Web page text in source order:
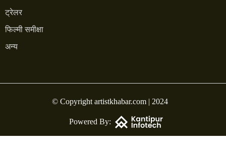
ट्रेलर
फिल्मी समीक्षा
अन्य
© Copyright artistkhabar.com | 2024
Powered By: